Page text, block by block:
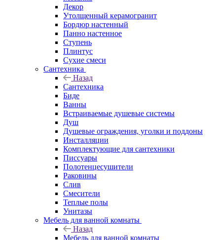
Декор
Утолщенный керамогранит
Бордюр настенный
Панно настенное
Ступень
Плинтус
Сухие смеси
Сантехника
Назад
Сантехника
Биде
Ванны
Встраиваемые душевые системы
Душ
Душевые ограждения, уголки и поддоны
Инсталляции
Комплектующие для сантехники
Писсуары
Полотенцесушители
Раковины
Слив
Смесители
Теплые полы
Унитазы
Мебель для ванной комнаты
Назад
Мебель для ванной комнаты